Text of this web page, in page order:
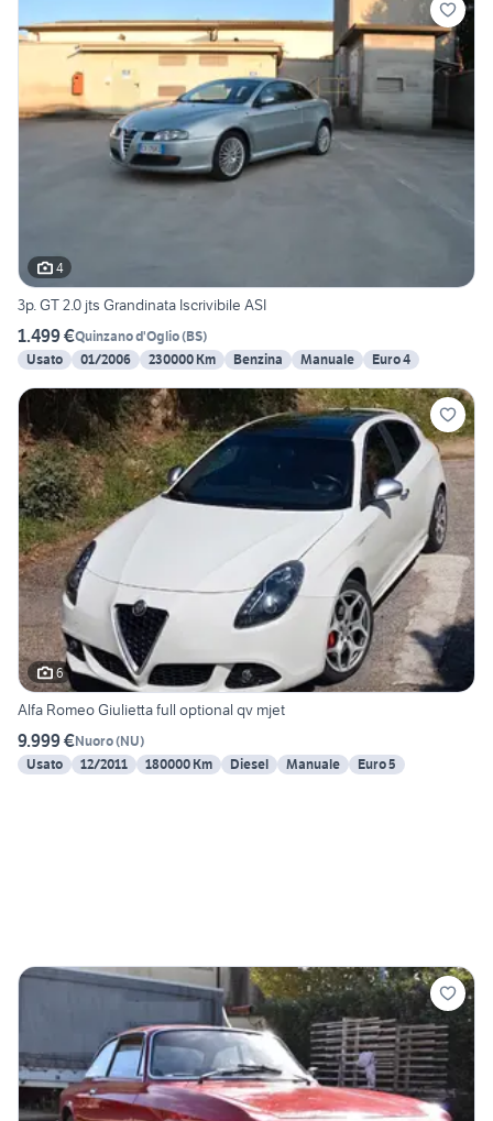
4
3p. GT 2.0 jts Grandinata Iscrivibile ASI
1.499 €Quinzano d'Oglio(BS)
Usato
01/2006 230000 Km Benzina Manuale Euro 4
6
Alfa Romeo Giulietta full optional qv mjet
9.999 €Nuoro(NU)
Usato
12/2011 180000 Km Diesel Manuale Euro 5